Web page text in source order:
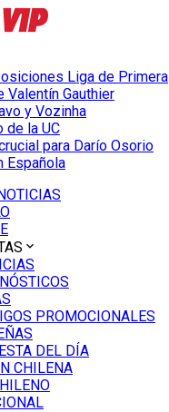
Liga de Primera
Valentín Gauthier
y Vozinha
de la UC
para Darío Osorio
Española
PROMOCIONALES
DEL DÍA
CHILENA